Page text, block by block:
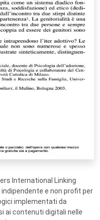
International Linking
e non profit per
implementati da
ai contenuti digitali nelle